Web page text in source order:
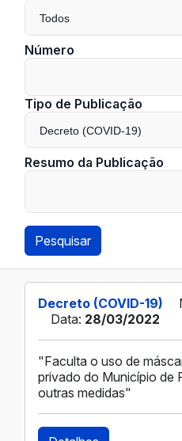
Todos
Número
Tipo de Publicação
Decreto (COVID-19)
Resumo da Publicação
Pesquisar
Decreto (COVID-19)
Data: 28/03/2022
"Faculta o uso de
privado do Município de
outras medidas"